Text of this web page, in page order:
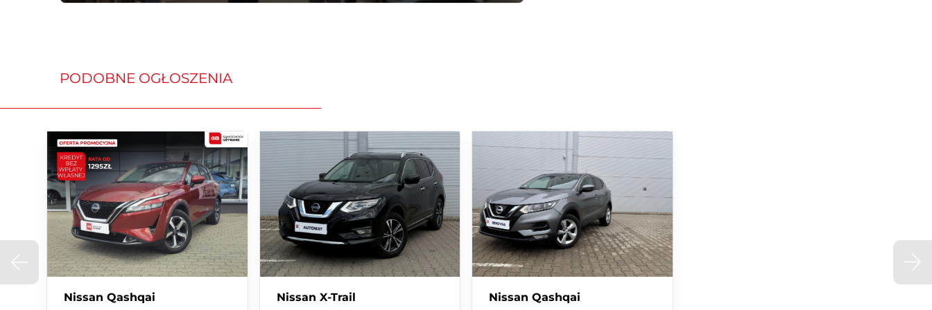
• Leasing - nawet dla nowo powstałych firm, długi okres leasingowania, bardzo szybka decyzja,
• Przelew/gotówka (Płatność gotówką do kwoty 40 000zł - zgodnie z Unijnym limitem płatności
Porozmawiajmy o dodatkowym rabacie, jeśli wybierzesz oferowane przez nas finansowanie lub
ubezpieczenie
PRZYJMUJEMY W ROZLICZENIU SAMOCHODY WSZYSTKICH MAREK
OFEROWANY SAMOCHÓD:
Marka, model: Nisssan X-Trail
Silnik: 1.5 VC-T e-POWER, hybryda HEV 160KM
Skrzynia biegów: Automatyczna
Forma sprzedaży: Faktura vat 23%
Wersja wyposażenia: Tekna + Pakiet Premium
PODOBNE OGŁOSZENIA
Nissan Qashqai Nissan X-Trail Nissan Qashqai